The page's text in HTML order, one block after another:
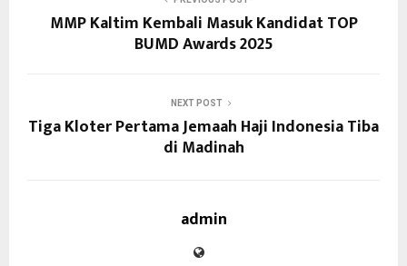
MMP Kaltim Kembali Masuk Kandidat TOP
BUMD Awards 2025
NEXT POST
Tiga Kloter Pertama Jemaah Haji Indonesia Tiba
di Madinah
admin